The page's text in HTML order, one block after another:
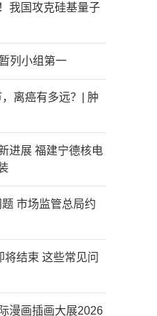
我国攻克硅基量子
列小组第一
离癌有多远？| 肿
进展 福建宁德核电
市场监管总局约
结束 这些常见问
漫画插画大展2026